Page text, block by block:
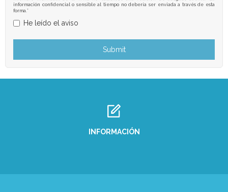
información confidencial o sensible al tiempo no debería ser enviada a través de esta
forma.*
He leído el aviso
INFORMACIÓN